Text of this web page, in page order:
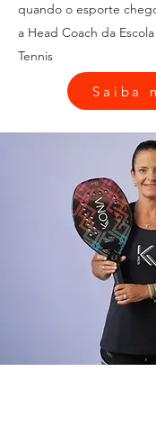
quando o esporte
a Head Coach da
Tennis
Saiba